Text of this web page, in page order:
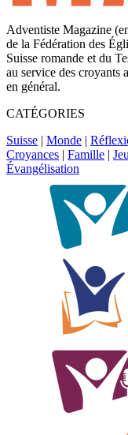
Adventiste Magazine
de la Fédération des
Suisse romande et du
au service des croyants
en général.
CATÉGORIES
Suisse | Monde |
Croyances | Famille |
Évangélisation